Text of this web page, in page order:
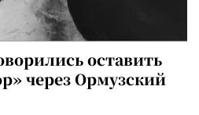
оставить
через Ормузский